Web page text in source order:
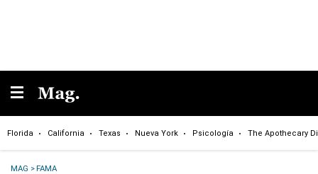
Florida California Texas Nueva York Psicología The Apothecary
MAG >FAMA